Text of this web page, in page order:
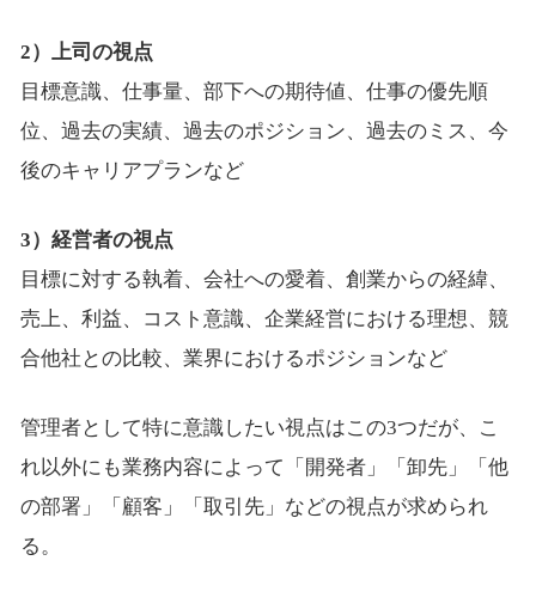
2）上司の視点
目標意識、仕事量、部下への期待値、仕事の優先順
位、過去の実績、過去のポジション、過去のミス、今
後のキャリアプランなど
3）経営者の視点
目標に対する執着、会社への愛着、創業からの経緯、
売上、利益、コスト意識、企業経営における理想、競
合他社との比較、業界におけるポジションなど
管理者として特に意識したい視点はこの3つだが、こ
れ以外にも業務内容によって「開発者」「卸先」「他
の部署」「顧客」「取引先」などの視点が求められ
る。